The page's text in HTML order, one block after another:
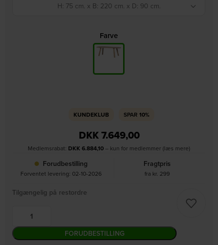
H: 75 cm. x B: 220 cm. x D: 90 cm.
Farve
KUNDEKLUB SPAR 10%
DKK7.649,00
Medlemsrabat: DKK 6.884,10– kun for medlemmer (læs mere)
Forudbestilling
Forventet levering: 02-10-2026
Fragtpris
fra kr. 299
Tilgængelig på restordre
FORUDBESTILLING